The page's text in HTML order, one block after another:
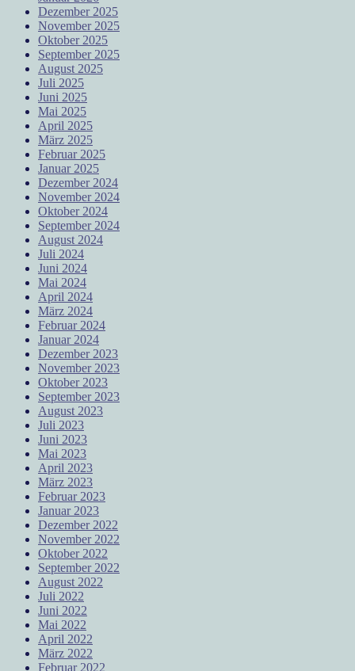
Dezember 2025
November 2025
Oktober 2025
September 2025
August 2025
Juli 2025
Juni 2025
Mai 2025
April 2025
März 2025
Februar 2025
Januar 2025
Dezember 2024
November 2024
Oktober 2024
September 2024
August 2024
Juli 2024
Juni 2024
Mai 2024
April 2024
März 2024
Februar 2024
Januar 2024
Dezember 2023
November 2023
Oktober 2023
September 2023
August 2023
Juli 2023
Juni 2023
Mai 2023
April 2023
März 2023
Februar 2023
Januar 2023
Dezember 2022
November 2022
Oktober 2022
September 2022
August 2022
Juli 2022
Juni 2022
Mai 2022
April 2022
März 2022
Februar 2022